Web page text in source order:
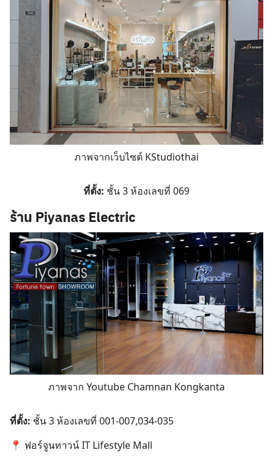
ภาพจากเว็บไซต์ KStudiothai
ที่ตั้ง: ชั้น 3 ห้องเลขที่ 069
ร้าน Piyanas Electric
ภาพจาก Youtube Chamnan Kongkanta
ที่ตั้ง: ชั้น 3 ห้องเลขที่ 001-007,034-035
📍 ฟอร์จูนทาวน์ IT Lifestyle Mall